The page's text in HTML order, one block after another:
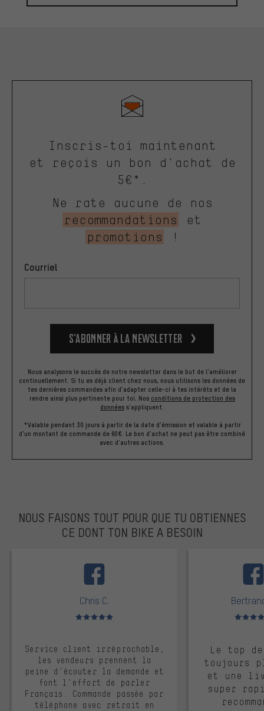
Inscris-toi maintenant
et reçois un bon d'achat de
5€*.
Ne rate aucune de nos
recommandations
et
promotions
!
Courriel
S’abonner à la newsletter
Nous analysons le succès de notre newsletter dans le but de l'améliorer
continuellement. Si tu es déjà client chez nous, nous utilisons les données de
tes dernières commandes afin d'adapter celle-ci à tes intérêts et de la
rendre ainsi plus pertinente pour toi. Nos conditions de protection des
données s'appliquent.
*Valable pendant 30 jours à partir de la date d'émission et valable à partir
d'un montant de commande de 60€. Le bon d'achat ne peut pas être combiné
avec d'autres actions.
NOUS FAISONS TOUT POUR QUE TU OBTIENNES
CE DONT TON BIKE A BESOIN
Chris C.
Note moyenne : 5 sur 5
Service client irréprochable,
les vendeurs prennent la
peine d'écouter la demande et
font l'effort de parler
Français. Commande passée par
téléphone avec retrait en
Note
Le top
toujours
et une
super